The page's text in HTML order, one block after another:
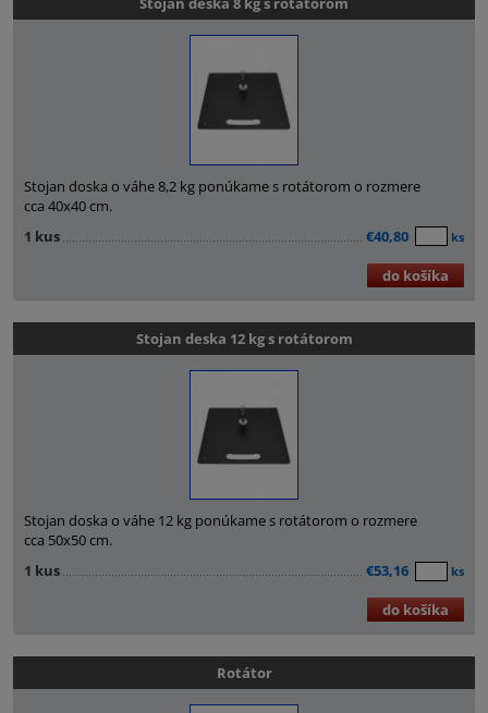
Stojan doska o váhe 8,2 kg ponúkame s rotátorom o rozmere
cca 40x40 cm.
1 kus
€40,80 ks
do košíka
Stojan deska 12 kg s rotátorom
Stojan doska o váhe 12 kg ponúkame s rotátorom o rozmere
cca 50x50 cm.
1 kus
€53,16 ks
do košíka
Rotátor